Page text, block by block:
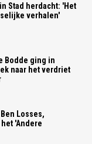
Stad herdacht: 'Het
verhalen'
Bodde ging in
naar het verdriet
Losses,
'Andere